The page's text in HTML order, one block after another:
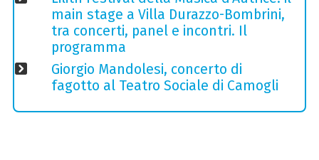
main stage a Villa Durazzo-Bombrini,
tra concerti, panel e incontri. Il
programma
Giorgio Mandolesi, concerto di
fagotto al Teatro Sociale di Camogli